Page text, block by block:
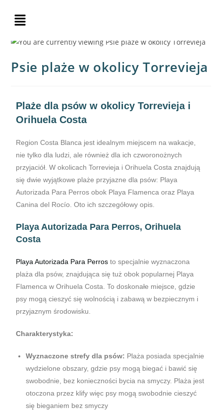
Psie plaże w okolicy Torrevieja
Plaże dla psów w okolicy Torrevieja i
Orihuela Costa
Region Costa Blanca jest idealnym miejscem na wakacje,
nie tylko dla ludzi, ale również dla ich czworonożnych
przyjaciół. W okolicach Torrevieja i Orihuela Costa znajdują
się dwie wyjątkowe plaże przyjazne dla psów: Playa
Autorizada Para Perros obok Playa Flamenca oraz Playa
Canina del Rocío. Oto ich szczegółowy opis.
Playa Autorizada Para Perros, Orihuela
Costa
Playa Autorizada Para Perros to specjalnie wyznaczona
plaża dla psów, znajdująca się tuż obok popularnej Playa
Flamenca w Orihuela Costa. To doskonałe miejsce, gdzie
psy mogą cieszyć się wolnością i zabawą w bezpiecznym i
przyjaznym środowisku.
Charakterystyka:
Wyznaczone strefy dla psów: Plaża posiada specjalnie
wydzielone obszary, gdzie psy mogą biegać i bawić się
swobodnie, bez konieczności bycia na smyczy. Plaża jest
otoczona przez klify więc psy mogą swobodnie cieszyć
się bieganiem bez smyczy